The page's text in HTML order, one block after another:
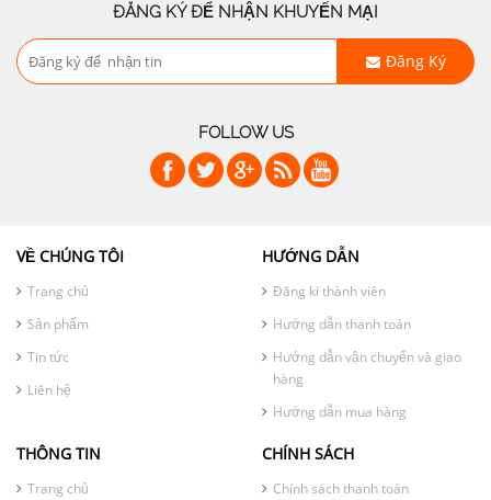
ĐĂNG KÝ ĐỂ NHẬN KHUYẾN MẠI
Đăng Ký
FOLLOW US
VỀ CHÚNG TÔI
Trang chủ
Sản phẩm
Tin tức
Liên hệ
HƯỚNG DẪN
Đăng kí thành viên
Hướng dẫn thanh toán
Hướng dẫn vận chuyển và giao
hàng
Hướng dẫn mua hàng
THÔNG TIN
Trang chủ
CHÍNH SÁCH
Chính sách thanh toán